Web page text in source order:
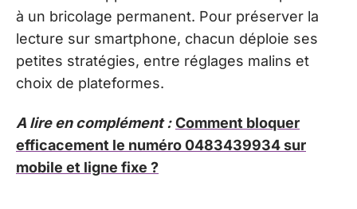
à un bricolage permanent. Pour préserver la
lecture sur smartphone, chacun déploie ses
petites stratégies, entre réglages malins et
choix de plateformes.
A lire en complément : Comment bloquer
efficacement le numéro 0483439934 sur
mobile et ligne fixe ?